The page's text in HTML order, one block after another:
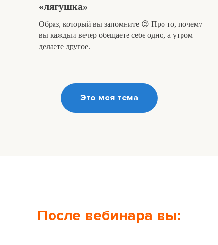
«лягушка»
Образ, который вы запомните 😉 Про то, почему
вы каждый вечер обещаете себе одно, а утром
делаете другое.
Это моя тема
После вебинара вы: